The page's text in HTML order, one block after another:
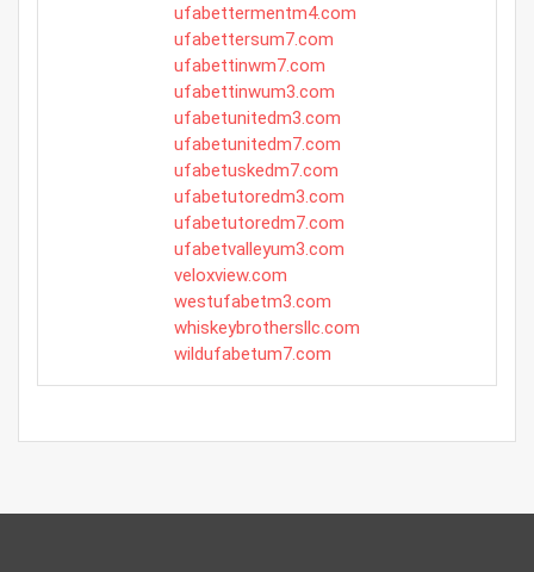
ufabettermentm4.com
ufabettersum7.com
ufabettinwm7.com
ufabettinwum3.com
ufabetunitedm3.com
ufabetunitedm7.com
ufabetuskedm7.com
ufabetutoredm3.com
ufabetutoredm7.com
ufabetvalleyum3.com
veloxview.com
westufabetm3.com
whiskeybrothersllc.com
wildufabetum7.com